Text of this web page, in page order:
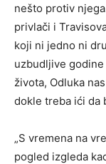
nešto protiv
privlači i
koji ni jedno ni
uzbudljive
života, Odluka
dokle treba ići da
„S vremena na
pogled izgleda